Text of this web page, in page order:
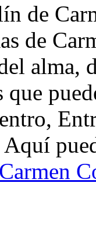
de
de
alma,
que